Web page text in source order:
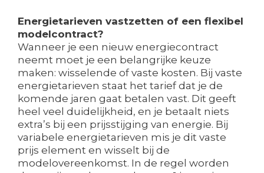
Energietarieven vastzetten of een flexibel
modelcontract?
Wanneer je een nieuw energiecontract
neemt moet je een belangrijke keuze
maken: wisselende of vaste kosten. Bij vaste
energietarieven staat het tarief dat je de
komende jaren gaat betalen vast. Dit geeft
heel veel duidelijkheid, en je betaalt niets
extra’s bij een prijsstijging van energie. Bij
variabele energietarieven mis je dit vaste
prijs element en wisselt bij de
modelovereenkomst. In de regel worden